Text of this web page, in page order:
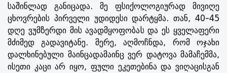
საშინლად განიცადა. მე ფსიქოლოგიურად მივიღე
ცხოვრების პირველი უდიდესი დარტყმა. თან, 40-45
დღე ვუმზერდი მის ავადმყოფობას და ეს ყველაფერი
მძიმედ გადავიტანე. მერე, აღმოჩნდა, რომ ოჯახი
დალხინებული მაინცადამაინც ვერ დატოვა მამაჩემმა,
ისეთი კაცი არ იყო, ფული ეკეთებინა და ვიღაცისგან